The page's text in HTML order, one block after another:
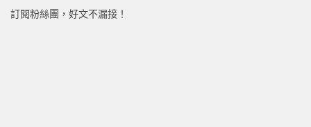
訂閱粉絲團，好文不漏接！